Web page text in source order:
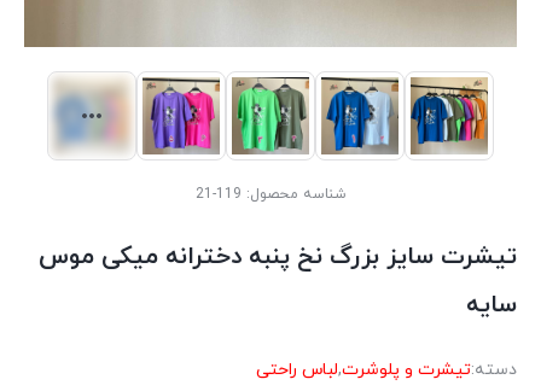
شناسه محصول: 119-21
تیشرت سایز بزرگ نخ پنبه دخترانه میکی موس
سایه
دسته:تیشرت و پلوشرت,لباس راحتی